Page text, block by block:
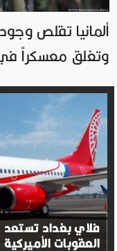
ألمانيا تقلص
وتغلق معسكراً في
فلاي بغداد تستعد
العقوبات الأميركية